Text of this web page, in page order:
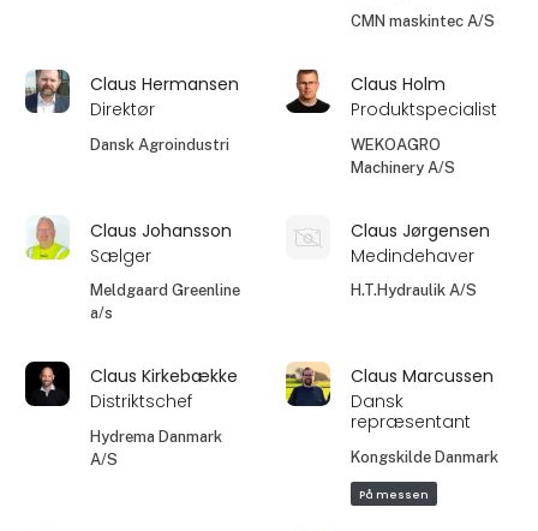
CMN maskintec A/S
Claus Hermansen
Direktør
Dansk Agroindustri
Claus Holm
Produktspecialist
WEKOAGRO
Machinery A/S
Claus Johansson
Sælger
Meldgaard Greenline
a/s
Claus Jørgensen
Medindehaver
H.T.Hydraulik A/S
Claus Kirkebække
Distriktschef
Hydrema Danmark
A/S
Claus Marcussen
Dansk
repræsentant
Kongskilde Danmark
På messen